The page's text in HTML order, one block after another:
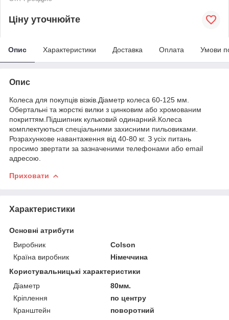
Ціну уточнюйте
Опис Характеристики Доставка Оплата Умови
Опис
Колеса для покупців візків.Діаметр колеса 60-125 мм.
Обертальні та жорсткі вилки з цинковим або хромованим
покриттям.Підшипник кульковий одинарний.Колеса
комплектуються спеціальними захисними пильовиками.
Розрахункове навантаження від 40-80 кг. З усіх питань
просимо звертати за зазначеними телефонами або email
адресою.
Приховати
Характеристики
Основні атрибути
Виробник
Colson
Країна виробник
Німеччина
Користувальницькі характеристики
Діаметр
80мм.
Кріплення
по центру
Кранштейн
поворотний